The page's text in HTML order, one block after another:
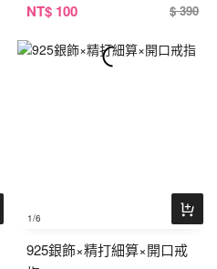
NT$ 100 $ 390
1/6
925銀飾×精打細算×開口戒